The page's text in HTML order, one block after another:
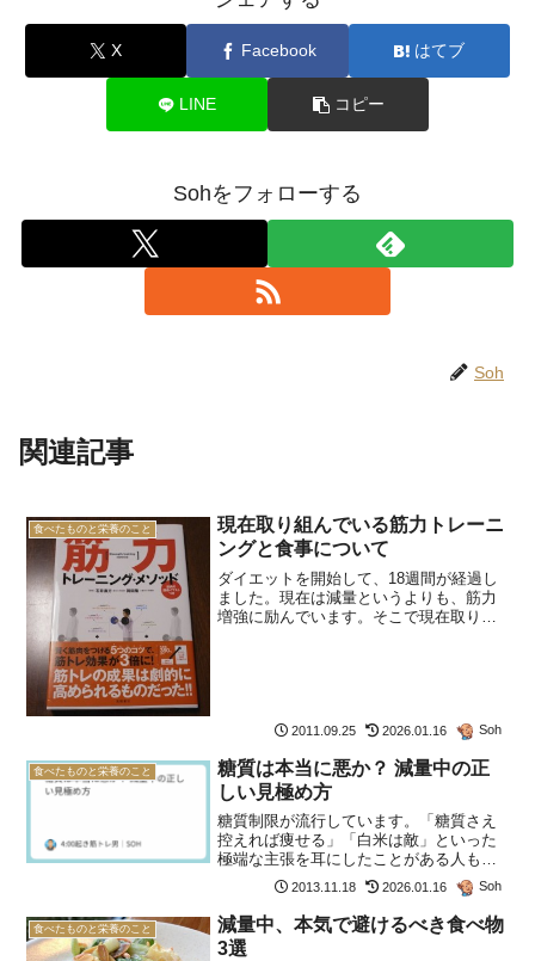
X Facebook はてブ
LINE コピー
Sohをフォローする
Soh
関連記事
食べたものと栄養のこと
現在取り組んでいる筋力トレーニ
ングと食事について
ダイエットを開始して、18週間が経過し
ました。現在は減量というよりも、筋力
増強に励んでいます。そこで現在取り組
2011.09.25 2026.01.16 Soh
食べたものと栄養のこと
糖質は本当に悪か？ 減量中の正
しい見極め方
糖質制限が流行しています。「糖質さえ
控えれば痩せる」「白米は敵」といった
極端な主張を耳にしたことがある人も多
いでしょう。実際に体重が落ちたという
報告も少なくありません。ですが、減量
やボディメイクに本気で取り組む人間と
して問いたいのは、「その...
2013.11.18 2026.01.16 Soh
食べたものと栄養のこと
減量中、本気で避けるべき食べ物
3選